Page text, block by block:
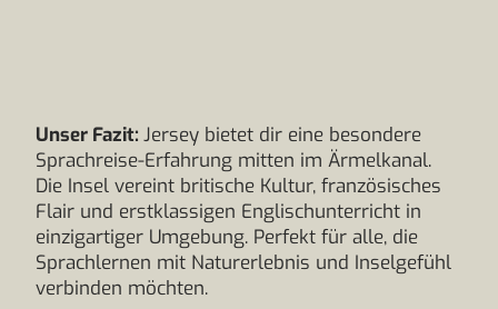
Unser Fazit: Jersey bietet dir eine besondere
Sprachreise-Erfahrung mitten im Ärmelkanal.
Die Insel vereint britische Kultur, französisches
Flair und erstklassigen Englischunterricht in
einzigartiger Umgebung. Perfekt für alle, die
Sprachlernen mit Naturerlebnis und Inselgefühl
verbinden möchten.